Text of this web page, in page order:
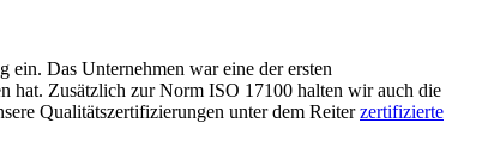
Das Unternehmen war eine der ersten
hat. Zusätzlich zur Norm ISO 17100 halten wir auch die
Qualitätszertifizierungen unter dem Reiterzertifizierte